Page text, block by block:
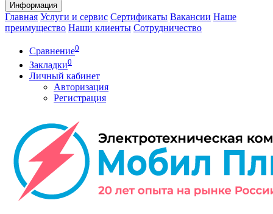
Информация
Главная Услуги и сервис Сертификаты Вакансии Наше
преимущество Наши клиенты Сотрудничество
Сравнение0
Закладки0
Личный кабинет
Авторизация
Регистрация